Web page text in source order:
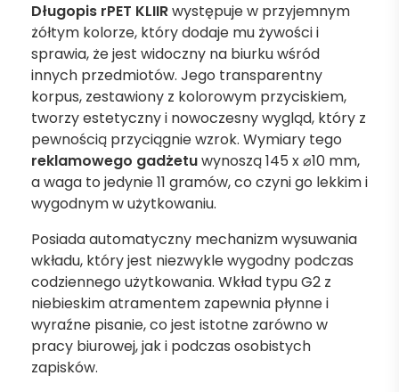
Długopis rPET KLIIRwystępuje w przyjemnym
żółtym kolorze, który dodaje mu żywości i
sprawia, że jest widoczny na biurku wśród
innych przedmiotów. Jego transparentny
korpus, zestawiony z kolorowym przyciskiem,
tworzy estetyczny i nowoczesny wygląd, który z
pewnością przyciągnie wzrok. Wymiary tego
reklamowego gadżetuwynoszą 145 x ⌀10 mm,
a waga to jedynie 11 gramów, co czyni go lekkim i
wygodnym w użytkowaniu.
Posiada automatyczny mechanizm wysuwania
wkładu, który jest niezwykle wygodny podczas
codziennego użytkowania. Wkład typu G2 z
niebieskim atramentem zapewnia płynne i
wyraźne pisanie, co jest istotne zarówno w
pracy biurowej, jak i podczas osobistych
zapisków.